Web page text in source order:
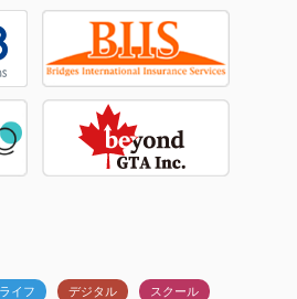
イフ デジタル スクール